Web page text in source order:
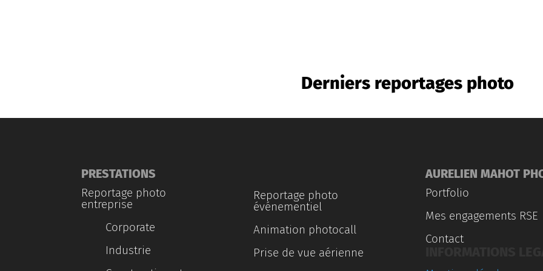
Derniers reportages photo
PRESTATIONS
Reportage photo
entreprise
Corporate
Industrie
Reportage photo
événementiel
Animation photocall
Prise de vue aérienne
AURELIEN MAHOT
Portfolio
Mes engagements RSE
Contact